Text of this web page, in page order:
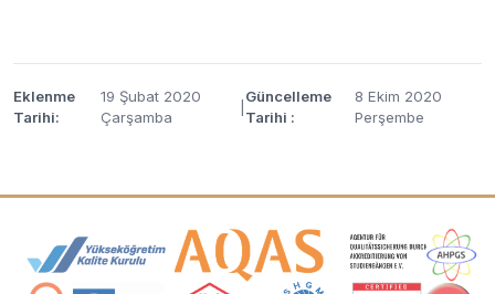
Akademik Takvim Burslar Taban Puanlar
Eklenme
Tarihi:
19 Şubat 2020
Çarşamba
Güncelleme
Tarihi :
8 Ekim 2020
Perşembe
Akreditasyon ve Üyelik Logoları